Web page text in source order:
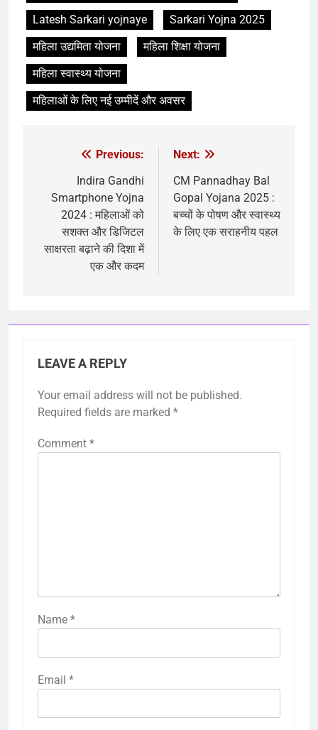
Latesh Sarkari yojnaye
Sarkari Yojna 2025
महिला उद्यमिता योजना
महिला शिक्षा योजना
महिला स्वास्थ्य योजना
महिलाओं के लिए नई उम्मीदें और अवसर
Previous:
Indira Gandhi
Smartphone Yojna
2024 : महिलाओं को
सशक्त और डिजिटल
साक्षरता बढ़ाने की दिशा में
एक और कदम
Next:
CM Pannadhay Bal
Gopal Yojana 2025 :
बच्चों के पोषण और स्वास्थ्य
के लिए एक सराहनीय पहल
LEAVE A REPLY
Your email address will not be published.
Required fields are marked *
Comment *
Name *
Email *